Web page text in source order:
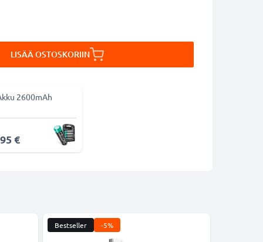
LISÄÄ OSTOSKORIIN
2600mAh
€
Bestseller -5%